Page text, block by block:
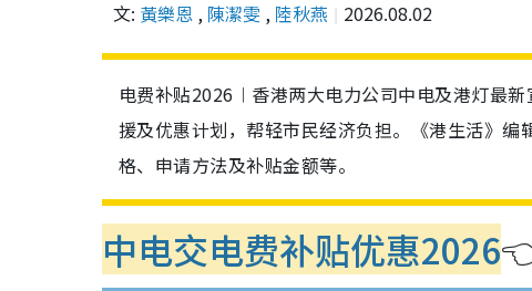
文: 黃樂恩 , 陳潔雯 , 陸秋燕 2026.08.02
电费补贴2026︱香港两大电力公司中电及港灯最
援及优惠计划，帮轻市民经济负担。《港生活》
格、申请方法及补贴金额等。
中电交电费补贴优惠2026